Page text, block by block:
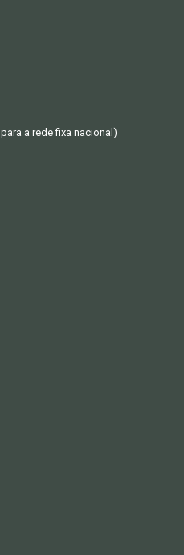
a rede fixa nacional)